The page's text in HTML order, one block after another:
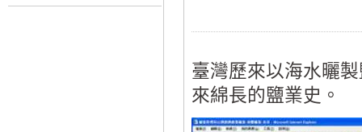
臺灣歷來以海水曬
來綿長的鹽業史。